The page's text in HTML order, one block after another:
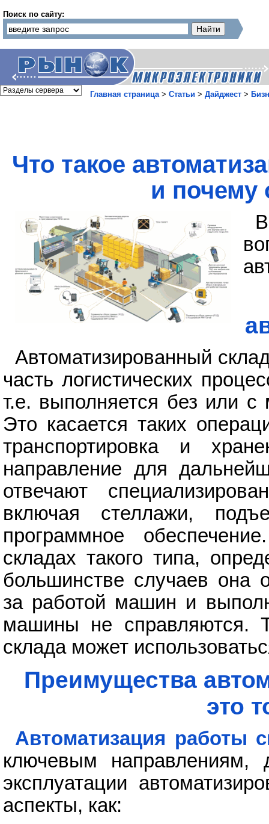
Поиск по сайту:
Главная страница> Статьи > Дайджест >
Что такое
и почему
Автоматизированный
часть логистических
т.е. выполняется без или
Это касается таких
транспортировка и
направление для
отвечают
включая стеллажи,
программное
складах такого типа,
большинстве случаев она
за работой машин и
машины не справляются.
склада может
Преимущества
это
Автоматизация работы
ключевым направлениям,
эксплуатации
аспекты, как: